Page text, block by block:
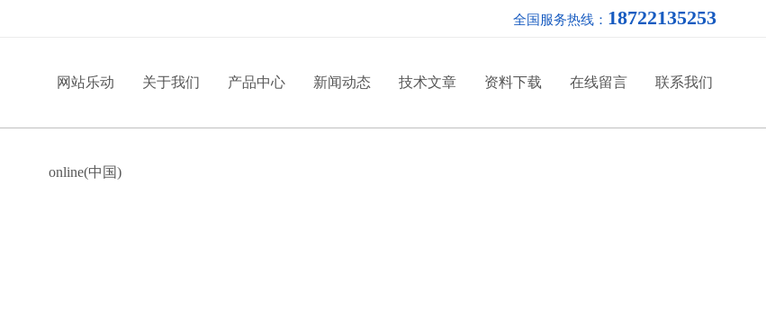
全国服务热线： 18722135253
网站乐动
online(中国)
关于我们 产品中心 新闻动态 技术文章 资料下载 在线留言 联系我们